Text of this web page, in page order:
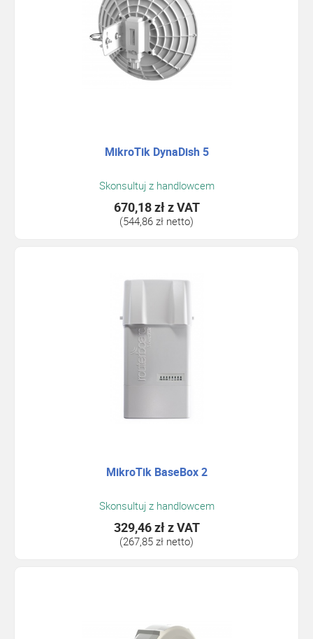
MikroTik DynaDish 5
Skonsultuj z handlowcem
670,18 złz VAT
(544,86 zł netto)
MikroTik BaseBox 2
Skonsultuj z handlowcem
329,46 złz VAT
(267,85 zł netto)